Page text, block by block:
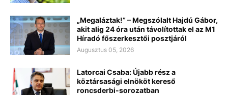
„Megaláztak!” – Megszólalt Hajdú Gábor,
akit alig 24 óra után távolítottak el az M1
Híradó főszerkesztői posztjáról
Augusztus 05, 2026
Latorcai Csaba: Újabb rész a
köztársasági elnököt kereső
roncsderbi-sorozatban